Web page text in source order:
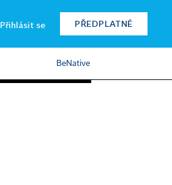
Přihlásit se PŘEDPLATNÉ
BeNative